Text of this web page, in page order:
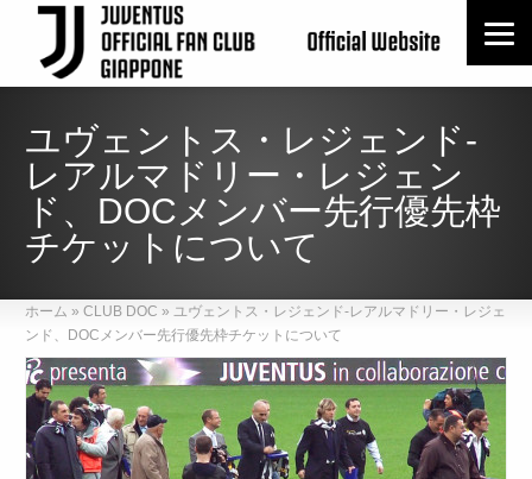
ユヴェントス・レジェンド-
レアルマドリー・レジェン
ド、DOCメンバー先行優先枠
チケットについて
ホーム » CLUB DOC » ユヴェントス・レジェンド-レアルマドリー・レジェ
ンド、DOCメンバー先行優先枠チケットについて